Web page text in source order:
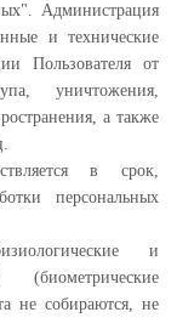
Администрация
и технические
Пользователя от
уничтожения,
а также
в срок,
персональных
и
(биометрические
не собираются, не